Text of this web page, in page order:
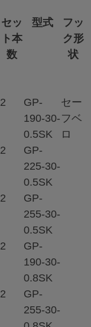
セッ
ト本
数
型式
フッ
ク形
状
2
GP-
190-30-
0.5SK
セー
フベ
ロ
2
GP-
225-30-
0.5SK
2
GP-
255-30-
0.5SK
2
GP-
190-30-
0.8SK
2
GP-
255-30-